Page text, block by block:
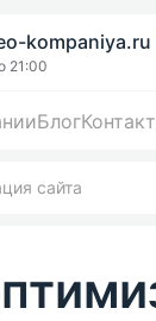
kompaniya.ru
21:00
Блог
сайта